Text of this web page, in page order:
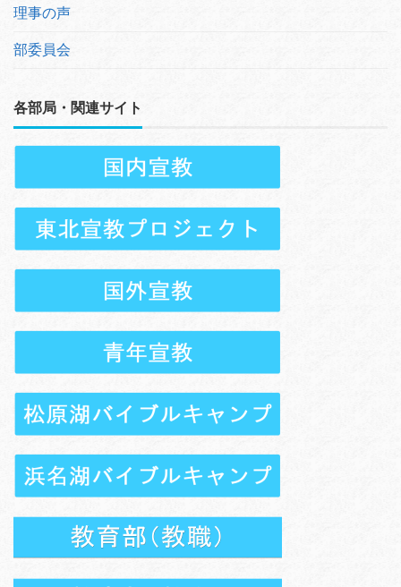
理事の声
部委員会
各部局・関連サイト